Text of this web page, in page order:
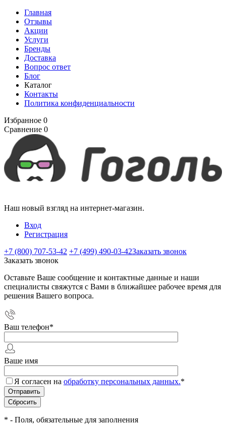
Главная
Отзывы
Акции
Услуги
Бренды
Доставка
Вопрос ответ
Блог
Каталог
Контакты
Политика конфиденциальности
Избранное 0
Сравнение 0
Наш новый взгляд на интернет-магазин.
Вход
Регистрация
+7 (800) 707-53-42 +7 (499) 490-03-42Заказать звонок
Заказать звонок
Оставьте Ваше сообщение и контактные данные и наши
специалисты свяжутся с Вами в ближайшее рабочее время для
решения Вашего вопроса.
Ваш телефон*
Ваше имя
Я согласен на обработку персональных данных.*
* - Поля, обязательные для заполнения